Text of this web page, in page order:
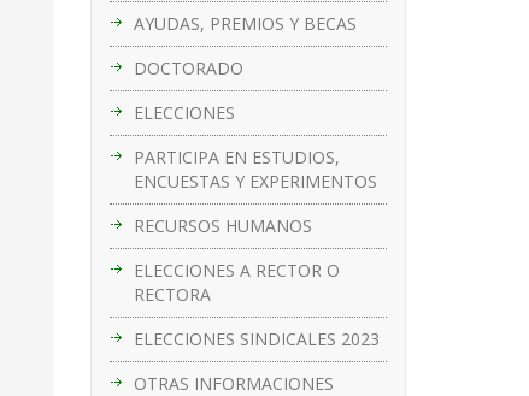
AYUDAS, PREMIOS Y BECAS
DOCTORADO
ELECCIONES
PARTICIPA EN ESTUDIOS,
ENCUESTAS Y EXPERIMENTOS
RECURSOS HUMANOS
ELECCIONES A RECTOR O
RECTORA
ELECCIONES SINDICALES 2023
OTRAS INFORMACIONES